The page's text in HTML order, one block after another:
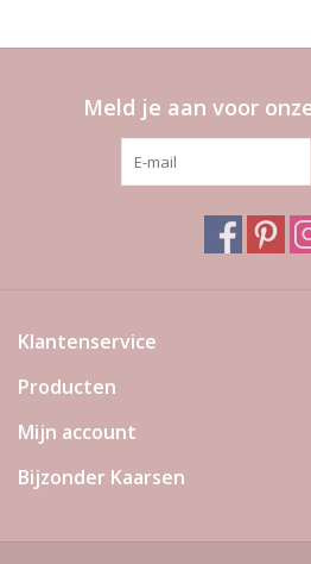
Meld je aan voor
Klantenservice
Producten
Mijn account
Bijzonder Kaarsen